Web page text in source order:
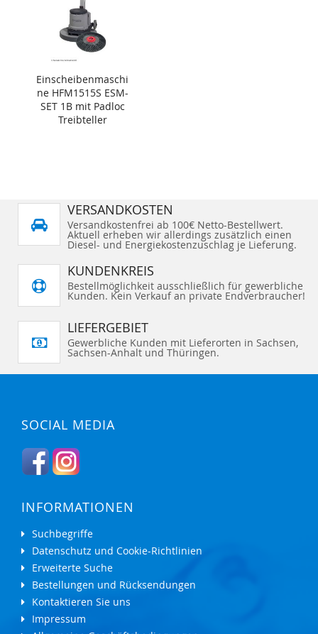
Einscheibenmaschi
ne HFM1515S ESM-
SET 1B mit Padloc
Treibteller
VERSANDKOSTEN
Versandkostenfrei ab 100€ Netto-Bestellwert.
Aktuell erheben wir allerdings zusätzlich einen
Diesel- und Energiekostenzuschlag je Lieferung.
KUNDENKREIS
Bestellmöglichkeit ausschließlich für gewerbliche
Kunden. Kein Verkauf an private Endverbraucher!
LIEFERGEBIET
Gewerbliche Kunden mit Lieferorten in Sachsen,
Sachsen-Anhalt und Thüringen.
SOCIAL MEDIA
INFORMATIONEN
Suchbegriffe
Datenschutz und Cookie-Richtlinien
Erweiterte Suche
Bestellungen und Rücksendungen
Kontaktieren Sie uns
Impressum